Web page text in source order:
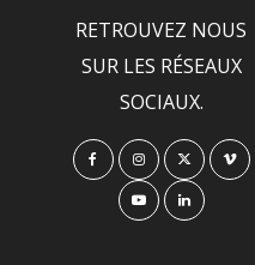
RETROUVEZ NOUS
SUR LES RÉSEAUX
SOCIAUX.